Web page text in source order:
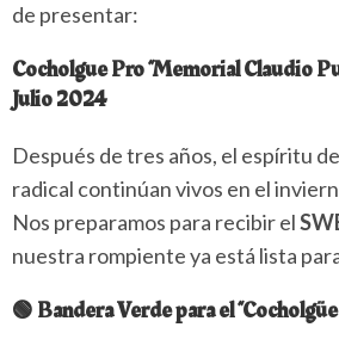
de presentar:
Cocholgue Pro “Memorial Claudio
Julio 2024
Después de tres años, el espíritu
radical continúan vivos en el
Nos preparamos para recibir el
nuestra rompiente ya está lista
🟢 Bandera Verde para el